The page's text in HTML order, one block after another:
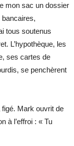
mon sac un dossier
tous soutenus
L’hypothèque, les
ses cartes de
se penchèrent
Mark ouvrit de
à l’effroi : « Tu